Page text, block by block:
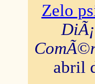
Zelo
abril